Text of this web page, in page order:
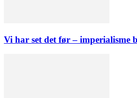
Vi har set det før – imperialisme